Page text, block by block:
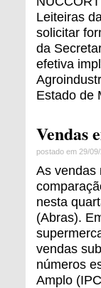
Leiteiras
solicitar
da
efetiva
Estado de
Vendas
postado em 29/09/
As vendas
nesta
(Abras).
vendas
números
Amplo